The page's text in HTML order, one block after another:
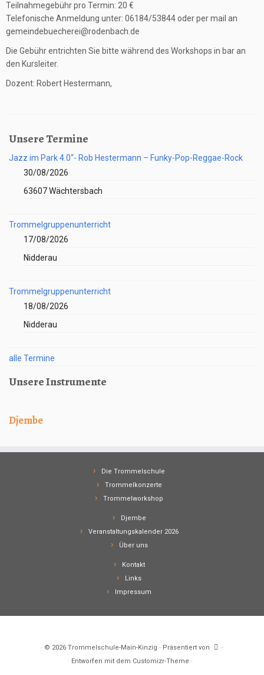
Teilnahmegebühr pro Termin: 20 €
Telefonische Anmeldung unter: 06184/53844 oder per mail an
gemeindebuecherei@rodenbach.de
Die Gebühr entrichten Sie bitte während des Workshops in bar an
den Kursleiter.
Dozent: Robert Hestermann,
Unsere Termine
Jazz im Park 4.0“- Rob Hestermann – Funky-Pop-Reggae-Rock
30/08/2026
63607 Wächtersbach
Trommelgruppenunterricht
17/08/2026
Nidderau
Trommelgruppenunterricht
18/08/2026
Nidderau
alle Termine
Unsere Instrumente
Djembe
Die Trommelschule
Trommelkonzerte
Trommelworkshop
Djembe
Veranstaltungskalender 2026
Über uns
Kontakt
Links
Impressum
· © 2026 Trommelschule-Main-Kinzig · Präsentiert von
·
Entworfen mit dem Customizr-Theme ·